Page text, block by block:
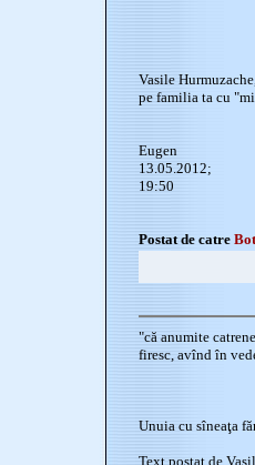
Vasile
pe familia ta cu
Eugen
13.05.2012;
19:50
Postat de catre
"că anumite
firesc, avînd în
Unuia cu sîneaţa
Text postat de